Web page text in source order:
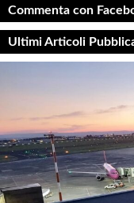
Commenta con
Ultimi Articoli